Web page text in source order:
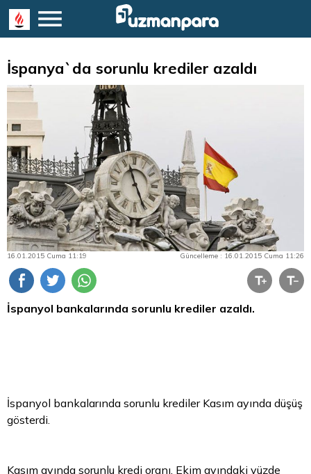
İspanya`da sorunlu krediler azaldı
16.01.2015 Cuma 11:19 Güncelleme : 16.01.2015 Cuma 11:26
İspanyol bankalarında sorunlu krediler azaldı.
İspanyol bankalarında sorunlu krediler Kasım ayında düşüş
gösterdi.
Kasım ayında sorunlu kredi oranı, Ekim ayındaki yüzde